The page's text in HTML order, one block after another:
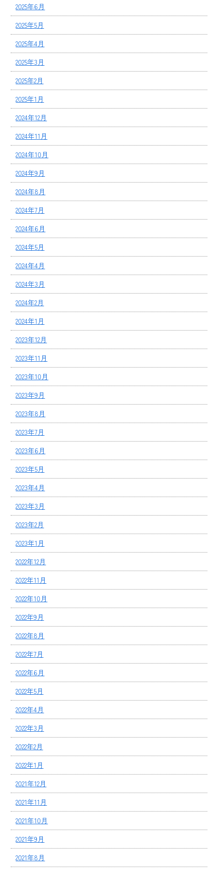
2025年6月
2025年5月
2025年4月
2025年3月
2025年2月
2025年1月
2024年12月
2024年11月
2024年10月
2024年9月
2024年8月
2024年7月
2024年6月
2024年5月
2024年4月
2024年3月
2024年2月
2024年1月
2023年12月
2023年11月
2023年10月
2023年9月
2023年8月
2023年7月
2023年6月
2023年5月
2023年4月
2023年3月
2023年2月
2023年1月
2022年12月
2022年11月
2022年10月
2022年9月
2022年8月
2022年7月
2022年6月
2022年5月
2022年4月
2022年3月
2022年2月
2022年1月
2021年12月
2021年11月
2021年10月
2021年9月
2021年8月